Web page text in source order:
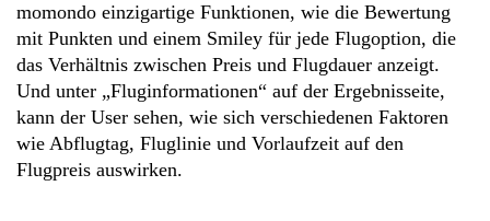
momondo einzigartige Funktionen, wie die Bewertung
mit Punkten und einem Smiley für jede Flugoption, die
das Verhältnis zwischen Preis und Flugdauer anzeigt.
Und unter „Fluginformationen“ auf der Ergebnisseite,
kann der User sehen, wie sich verschiedenen Faktoren
wie Abflugtag, Fluglinie und Vorlaufzeit auf den
Flugpreis auswirken.